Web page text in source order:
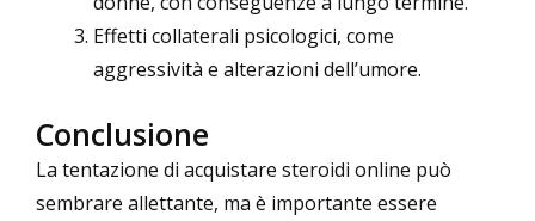
Effetti collaterali psicologici, come
aggressività e alterazioni dell’umore.
Conclusione
La tentazione di acquistare steroidi online può
sembrare allettante, ma è importante essere